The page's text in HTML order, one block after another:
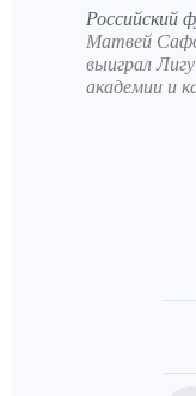
Российский
Матвей
выиграл
академии и